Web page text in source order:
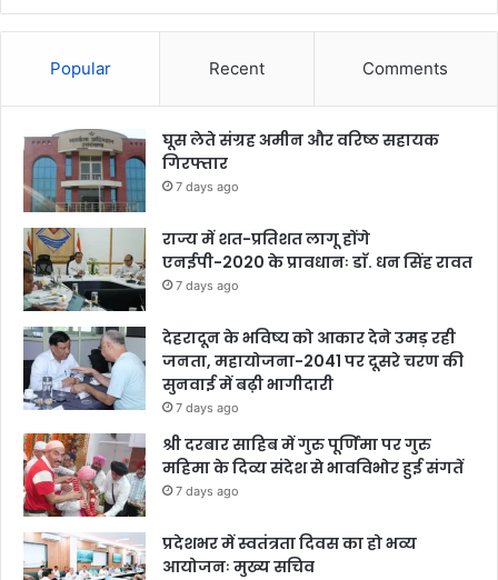
Popular Recent Comments
घूस लेते संग्रह अमीन और वरिष्ठ सहायक
गिरफ्तार
7 days ago
राज्य में शत-प्रतिशत लागू होंगे
एनईपी-2020 के प्रावधानः डाॅ. धन सिंह रावत
7 days ago
देहरादून के भविष्य को आकार देने उमड़ रही
जनता, महायोजना-2041 पर दूसरे चरण की
सुनवाई में बढ़ी भागीदारी
7 days ago
श्री दरबार साहिब में गुरु पूर्णिमा पर गुरु
महिमा के दिव्य संदेश से भावविभोर हुई संगतें
7 days ago
प्रदेशभर में स्वतंत्रता दिवस का हो भव्य
आयोजनः मुख्य सचिव